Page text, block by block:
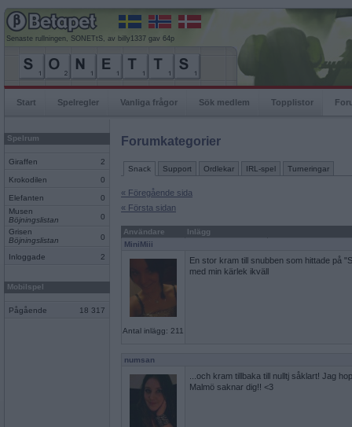
Senaste rullningen, SONETtS, av billy1337 gav 64p
Start Spelregler Vanliga frågor Sök medlem Topplistor
Spelrum
Giraffen 2
Krokodilen 0
Elefanten
0
Musen
Böjningslistan
0
Grisen
Böjningslistan
0
Inloggade 2
Mobilspel
Pågående 18 317
Forumkategorier
Snack Support Ordlekar IRL-spel Turneringar
« Föregående sida
« Första sidan
Användare
Inlägg
MiniMiii
Antal inlägg: 211
En stor kram till snubben som hittade på
med min kärlek ikväll
numsan
...och kram tillbaka till nulltj såklart! Jag
Malmö saknar dig!! <3